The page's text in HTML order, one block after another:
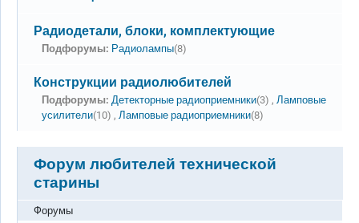
Нет новых сообщений
Радиодетали, блоки, комплектующие
Подфорумы: Радиолампы(8)
Нет новых сообщений
Конструкции радиолюбителей
Подфорумы: Детекторные радиоприемники(3) , Ламповые
усилители(10) , Ламповые радиоприемники(8)
Форум любителей технической
старины
Форумы